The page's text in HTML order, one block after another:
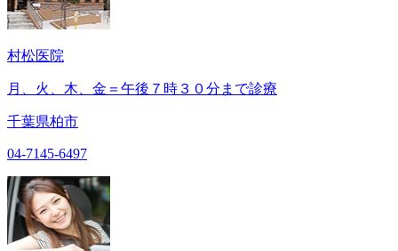
村松医院
月、火、木、金＝午後７時３０分まで診療
千葉県柏市
04-7145-6497